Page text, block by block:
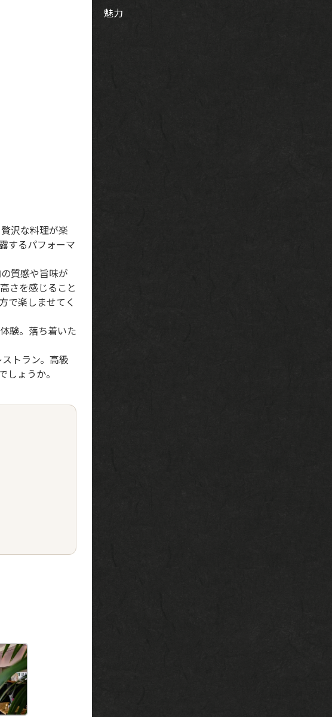
沢な料理が楽
するパフォーマ
質感や旨味が
さを感じること
で楽しませてく
験。落ち着いた
トラン。高級
ょうか。
魅力